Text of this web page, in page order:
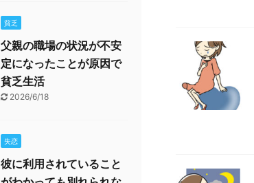
貧乏
父親の職場の状況が不安
定になったことが原因で
貧乏生活
2026/6/18
失恋
彼に利用されていること